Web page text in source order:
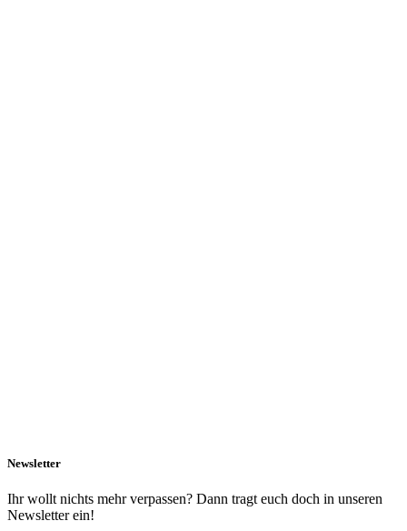
Newsletter
Ihr wollt nichts mehr verpassen? Dann tragt euch doch in unseren
Newsletter ein!